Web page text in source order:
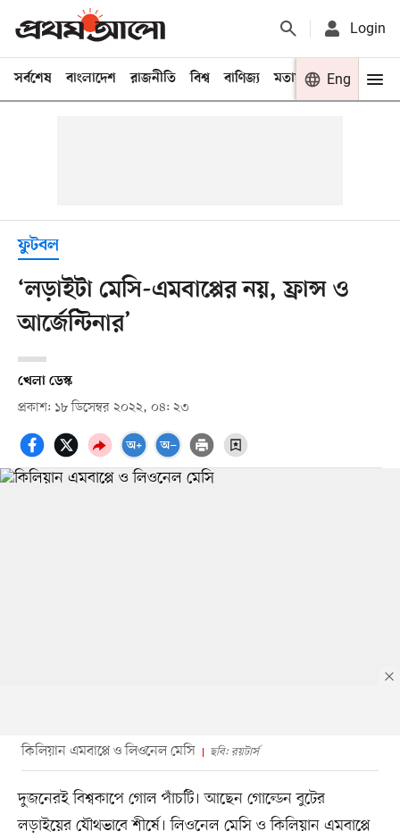
Login
সর্বশেষ বাংলাদেশ রাজনীতি বিশ্ব বাণিজ্য মতামত খেলা
Eng
ফুটবল
‘লড়াইটা মেসি-এমবাপ্পের নয়, ফ্রান্স ও
আর্জেন্টিনার’
খেলা ডেস্ক
প্রকাশ: ১৮ ডিসেম্বর ২০২২, ০৪: ২৩
কিলিয়ান এমবাপ্পে ও লিওনেল মেসি ছবি: রয়টার্স
দুজনেরই বিশ্বকাপে গোল পাঁচটি। আছেন গোল্ডেন বুটের
লড়াইয়ের যৌথভাবে শীর্ষে। লিওনেল মেসি ও কিলিয়ান এমবাপ্পে